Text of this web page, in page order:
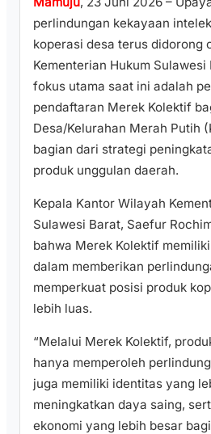
perlindungan kekayaan
koperasi desa terus didorong
Kementerian Hukum Sulawesi
fokus utama saat ini adalah
pendaftaran Merek Kolektif
Desa/Kelurahan Merah Putih
bagian dari strategi
produk unggulan daerah.
Kepala Kantor Wilayah
Sulawesi Barat, Saefur
bahwa Merek Kolektif
dalam memberikan
memperkuat posisi produk
lebih luas.
“Melalui Merek Kolektif,
hanya memperoleh
juga memiliki identitas yang
meningkatkan daya saing,
ekonomi yang lebih besar